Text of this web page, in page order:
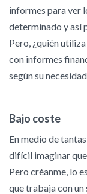
informes para ver
determinado y así
Pero, ¿quién
con informes
según su
Bajo coste
En medio de
difícil imaginar
Pero créanme, lo
que trabaja con un